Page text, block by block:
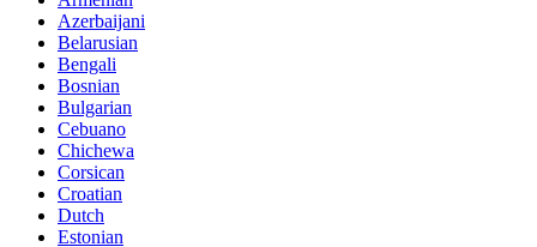
Azerbaijani
Belarusian
Bengali
Bosnian
Bulgarian
Cebuano
Chichewa
Corsican
Croatian
Dutch
Estonian